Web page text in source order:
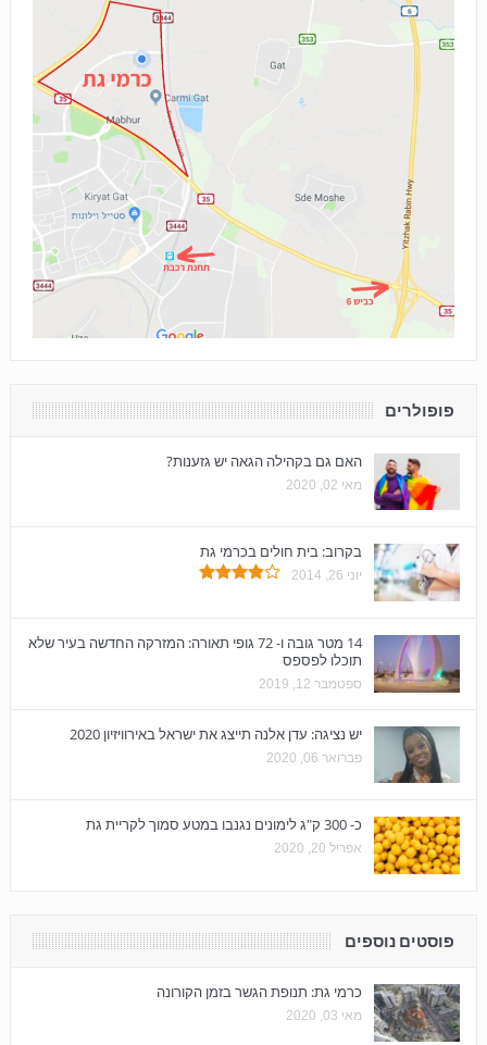
פופולרים
האם גם בקהילה הגאה יש גזענות?
מאי 02, 2020
בקרוב: בית חולים בכרמי גת
יוני 26, 2014
14 מטר גובה ו- 72 גופי תאורה: המזרקה החדשה בעיר שלא
תוכלו לפספס
ספטמבר 12, 2019
יש נציגה: עדן אלנה תייצג את ישראל באירוויזיון 2020
פברואר 06, 2020
כ- 300 ק"ג לימונים נגנבו במטע סמוך לקריית גת
אפריל 20, 2020
פוסטים נוספים
כרמי גת: תנופת הגשר בזמן הקורונה
מאי 03, 2020